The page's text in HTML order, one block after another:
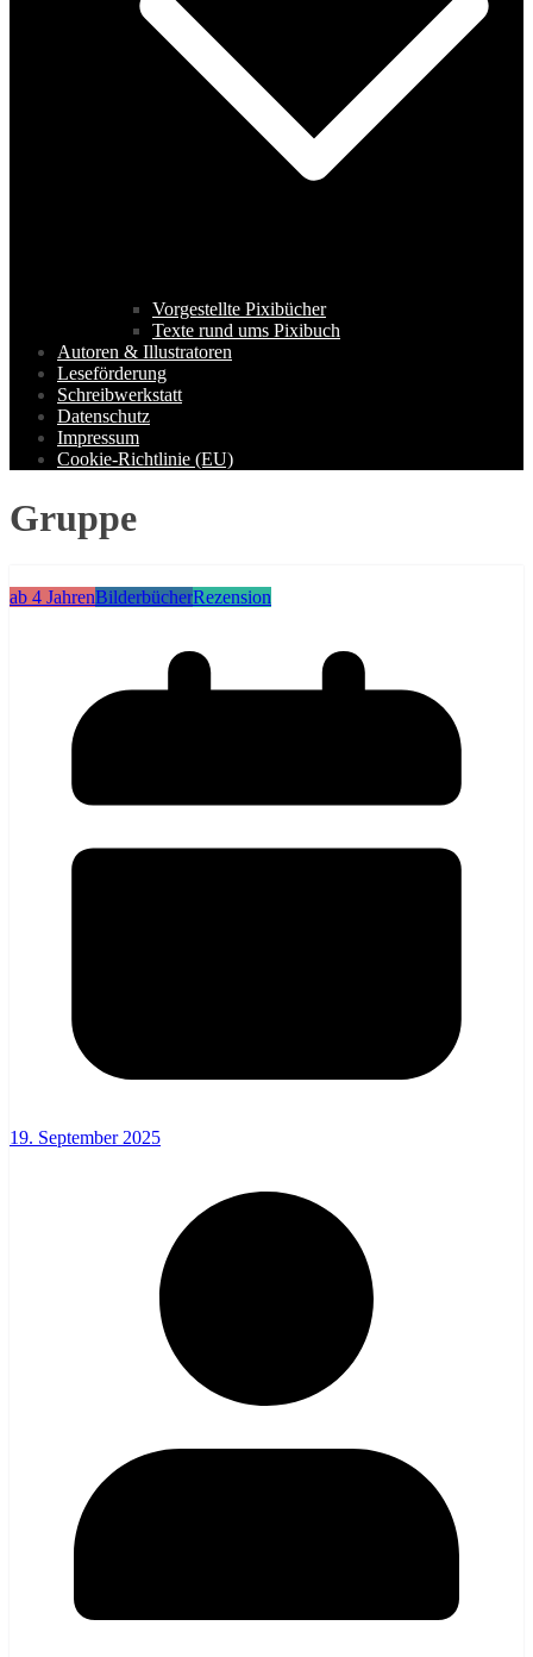
Vorgestellte Pixibücher
Texte rund ums Pixibuch
Autoren & Illustratoren
Leseförderung
Schreibwerkstatt
Datenschutz
Impressum
Cookie-Richtlinie (EU)
Gruppe
ab 4 JahrenBilderbücherRezension
19. September 2025